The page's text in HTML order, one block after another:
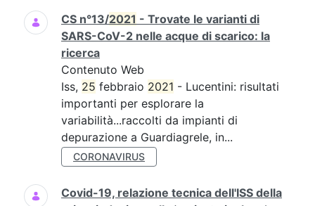
CS n°13/2021 - Trovate le varianti di
SARS-CoV-2 nelle acque di scarico: la
ricerca
Contenuto Web
Iss, 25 febbraio 2021 - Lucentini: risultati
importanti per esplorare la
variabilità...raccolti da impianti di
depurazione a Guardiagrele, in...
CORONAVIRUS
Covid-19, relazione tecnica dell'ISS della